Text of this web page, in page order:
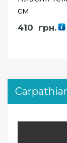
см
410 грн.